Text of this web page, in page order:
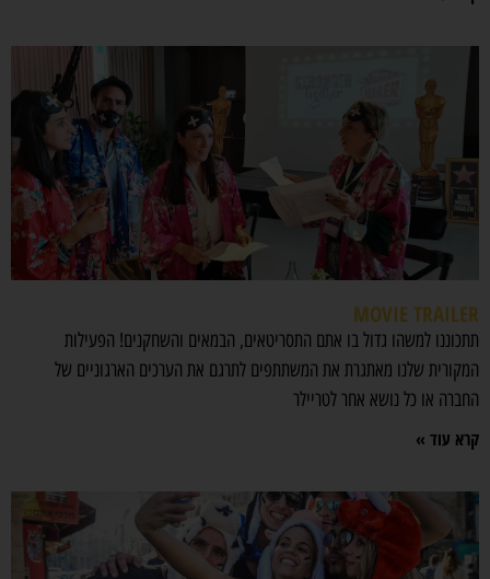
MOVIE TRAILER
תתכוננו למשהו גדול בו אתם התסריטאים, הבמאים והשחקנים! הפעילות
המקורית שלנו מאתגרת את המשתתפים לתרגם את הערכים הארגוניים של
החברה או כל נושא אחר לטריילר
קרא עוד »